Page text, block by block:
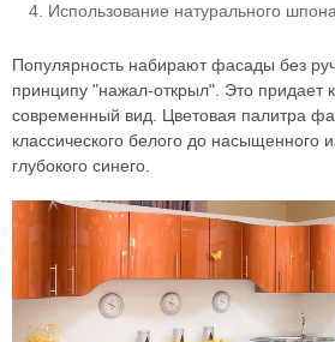
Использование натурального шпона
Популярность набирают фасады без
принципу "нажал-открыл". Это придает
современный вид. Цветовая палитра
классического белого до насыщенного
глубокого синего.